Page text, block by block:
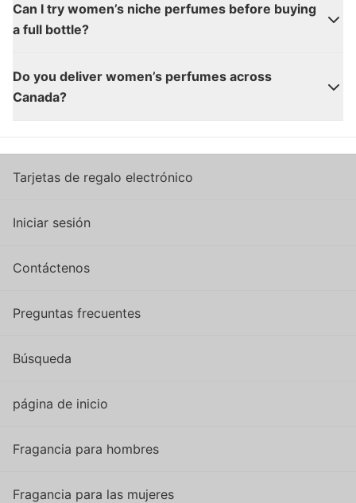
Can I try women’s niche perfumes before buying
a full bottle?
Do you deliver women’s perfumes across
Canada?
Tarjetas de regalo electrónico
Iniciar sesión
Contáctenos
Preguntas frecuentes
Búsqueda
página de inicio
Fragancia para hombres
Fragancia para las mujeres